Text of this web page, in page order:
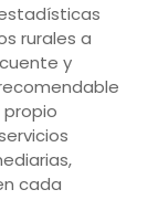
rurales a
y
cada